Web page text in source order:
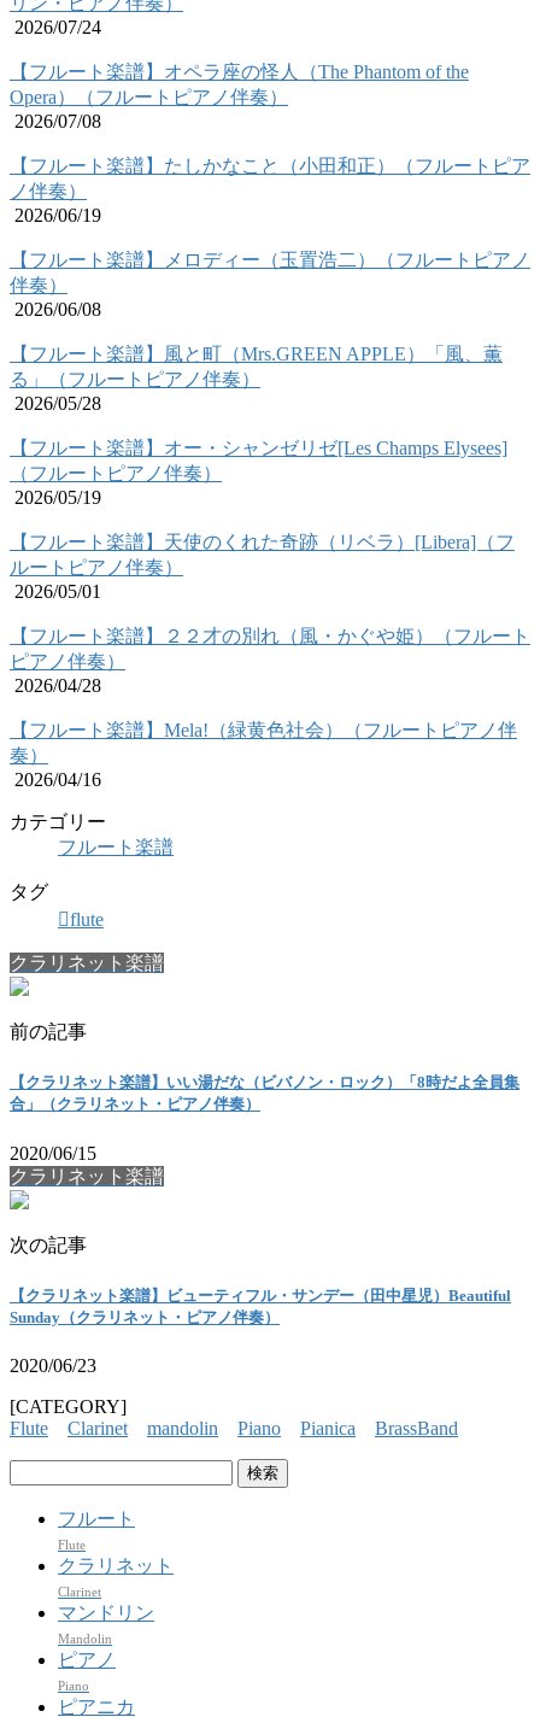
2026/07/24
【フルート楽譜】オペラ座の怪人（The Phantom of the
Opera）（フルートピアノ伴奏）
2026/07/08
【フルート楽譜】たしかなこと（小田和正）（フルートピア
ノ伴奏）
2026/06/19
【フルート楽譜】メロディー（玉置浩二）（フルートピアノ
伴奏）
2026/06/08
【フルート楽譜】風と町（Mrs.GREEN APPLE）「風、薫
る」（フルートピアノ伴奏）
2026/05/28
【フルート楽譜】オー・シャンゼリゼ[Les Champs Elysees]
（フルートピアノ伴奏）
2026/05/19
【フルート楽譜】天使のくれた奇跡（リベラ）[Libera]（フ
ルートピアノ伴奏）
2026/05/01
【フルート楽譜】２２才の別れ（風・かぐや姫）（フルート
ピアノ伴奏）
2026/04/28
【フルート楽譜】Mela!（緑黄色社会）（フルートピアノ伴
奏）
2026/04/16
カテゴリー
フルート楽譜
タグ
flute
クラリネット楽譜
前の記事
【クラリネット楽譜】いい湯だな（ビバノン・ロック）「8時だよ全員集
合」（クラリネット・ピアノ伴奏）
2020/06/15
クラリネット楽譜
次の記事
【クラリネット楽譜】ビューティフル・サンデー（田中星児）Beautiful
Sunday（クラリネット・ピアノ伴奏）
2020/06/23
[CATEGORY]
Flute
Clarinet mandolin Piano Pianica
BrassBand
フルート
Flute
クラリネット
Clarinet
マンドリン
Mandolin
ピアノ
Piano
ピアニカ